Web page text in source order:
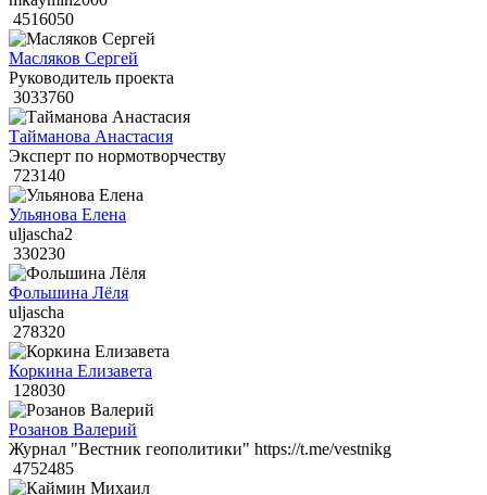
4516050
Масляков Сергей
Руководитель проекта
3033760
Тайманова Анастасия
Эксперт по нормотворчеству
723140
Ульянова Елена
uljascha2
330230
Фольшина Лёля
uljascha
278320
Коркина Елизавета
128030
Розанов Валерий
Журнал "Вестник геополитики" https://t.me/vestnikg
4752485